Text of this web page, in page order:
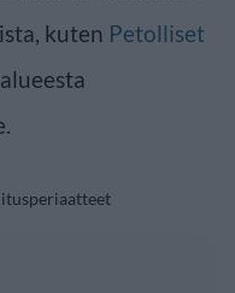
kuten Petolliset